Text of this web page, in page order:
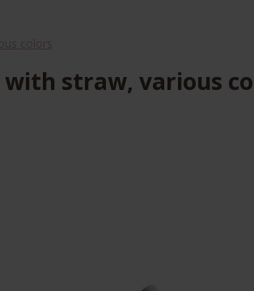
with straw, various